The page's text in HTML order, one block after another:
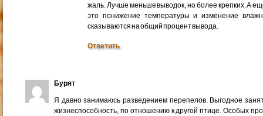
жаль. Лучше меньше выводок, но более крепких. А
это понижение температуры и изменение
сказываются на общий процент вывода.
Ответить
Бурят
Я давно занимаюсь разведением перепелов. Выгодное
жизнеспособность, по отношению к другой птице. Особых